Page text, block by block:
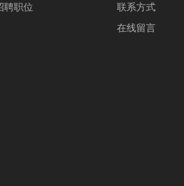
聘职位
联系方式
在线留言